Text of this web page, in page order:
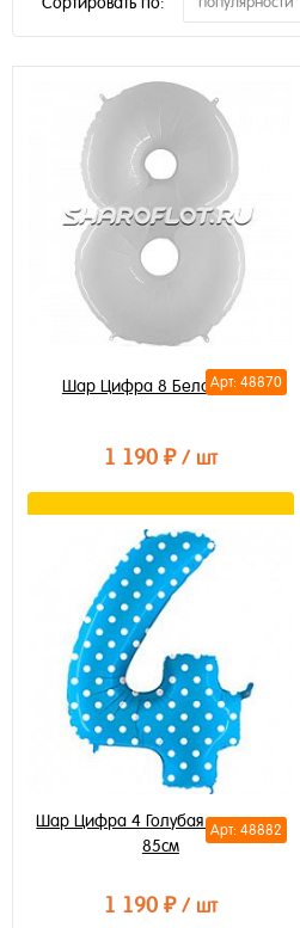
Арт: 48870
Шар Цифра 8 Белая 85см
1 190 ₽ / шт
В корзину
Купить в 1 клик
В избранное
В наличии
Арт: 48882
Шар Цифра 4 Голубая в горошек
85см
1 190 ₽ / шт